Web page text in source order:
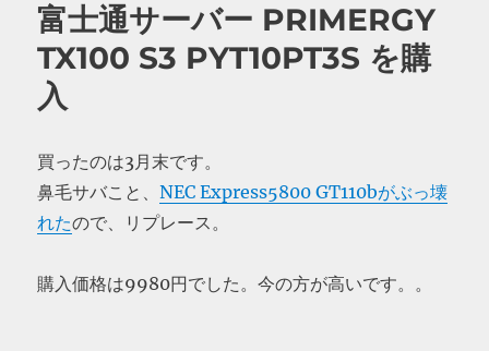
富士通サーバー PRIMERGY
TX100 S3 PYT10PT3S を購
入
買ったのは3月末です。
鼻毛サバこと、NEC Express5800 GT110bがぶっ壊
れたので、リプレース。
購入価格は9980円でした。今の方が高いです。。